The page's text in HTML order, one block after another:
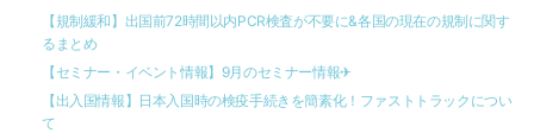
【規制緩和】出国前72時間以内PCR検査が不要に&各国の現在の規制に関す
るまとめ
【セミナー・イベント情報】9月のセミナー情報✈︎
【出入国情報】日本入国時の検疫手続きを簡素化！ファストトラックについ
て